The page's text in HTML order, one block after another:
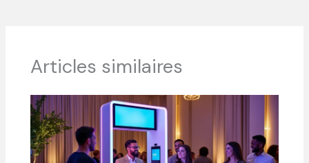
Articles similaires